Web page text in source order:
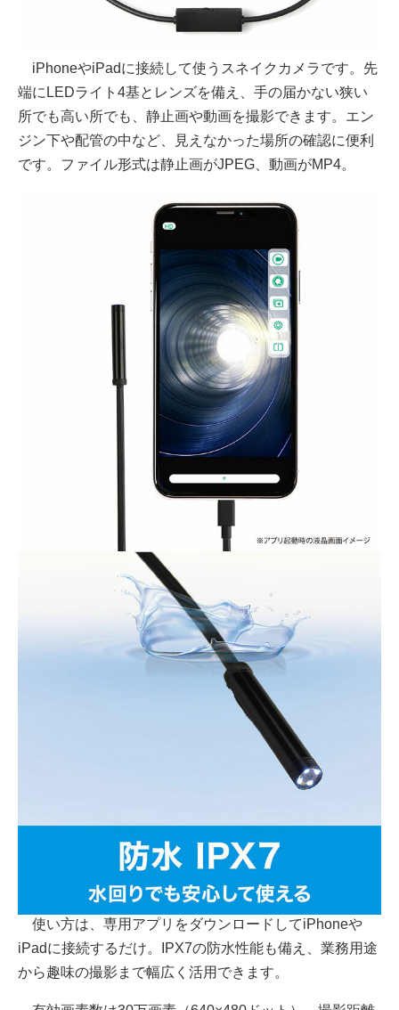
iPhoneやiPadに接続して使うスネイクカメラです。先
端にLEDライト4基とレンズを備え、手の届かない狭い
所でも高い所でも、静止画や動画を撮影できます。エン
ジン下や配管の中など、見えなかった場所の確認に便利
です。ファイル形式は静止画がJPEG、動画がMP4。
使い方は、専用アプリをダウンロードしてiPhoneや
iPadに接続するだけ。IPX7の防水性能も備え、業務用途
から趣味の撮影まで幅広く活用できます。